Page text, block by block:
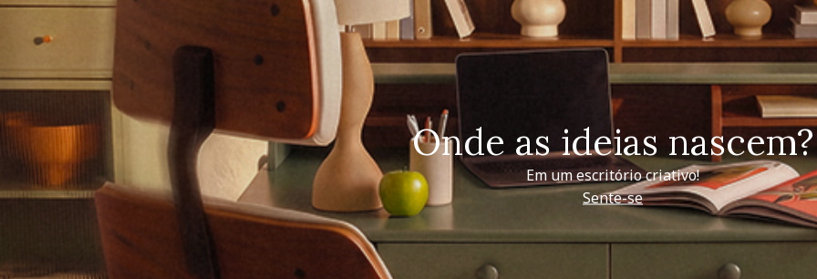
Onde as ideias nascem?
Em um escritório criativo!
Sente-se